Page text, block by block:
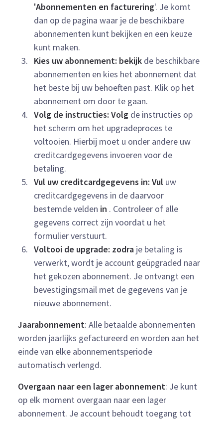
'Abonnementen en facturering'. Je komt
dan op de pagina waar je de beschikbare
abonnementen kunt bekijken en een keuze
kunt maken.
Kies uw abonnement: bekijk de beschikbare
abonnementen en kies het abonnement dat
het beste bij uw behoeften past. Klik op het
abonnement om door te gaan.
Volg de instructies: Volg de instructies op
het scherm om het upgradeproces te
voltooien. Hierbij moet u onder andere uw
creditcardgegevens invoeren voor de
betaling.
Vul uw creditcardgegevens in: Vul uw
creditcardgegevens in de daarvoor
bestemde velden in . Controleer of alle
gegevens correct zijn voordat u het
formulier verstuurt.
Voltooi de upgrade: zodra je betaling is
verwerkt, wordt je account geüpgraded naar
het gekozen abonnement. Je ontvangt een
bevestigingsmail met de gegevens van je
nieuwe abonnement.
Jaarabonnement: Alle betaalde abonnementen
worden jaarlijks gefactureerd en worden aan het
einde van elke abonnementsperiode
automatisch verlengd.
Overgaan naar een lager abonnement: Je kunt
op elk moment overgaan naar een lager
abonnement. Je account behoudt toegang tot